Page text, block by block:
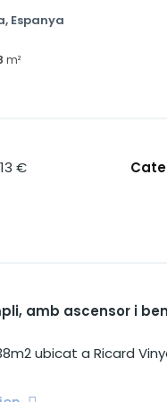
Espanya
m²
€
amb ascensor i
ubicat a Ricard
planta amb